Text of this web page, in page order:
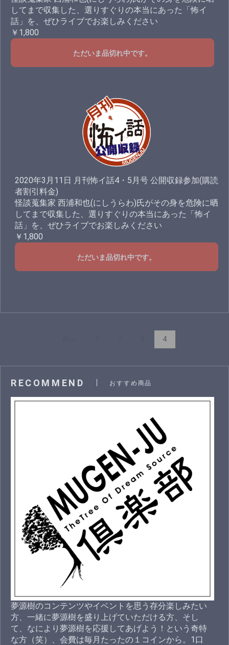
してまで収集した、選りすぐりの本当にあった「怖イ
話」を、ぜひライブでお楽しみください
￥1,800
ただいま品切れ中です。
2020年3月11日 月刊怖イ話4・5月号 公開収録参加(購読
者割引料金)
怪談蒐集家 西浦和也(にしうらわ)氏がその身を危険に晒
してまで収集した、選りすぐりの本当にあった「怖イ
話」を、ぜひライブでお楽しみください
￥1,800
ただいま品切れ中です。
4
RECOMMEND おすすめ商品
夢源樹のコンテンツやイベントを思う存分楽しみたい
方、一緒に夢源樹を盛り上げていただける方、そし
て、なにより夢源樹を応援してあげよう！という奇特
な方（笑）、会費は毎月たったの１コインから。1口